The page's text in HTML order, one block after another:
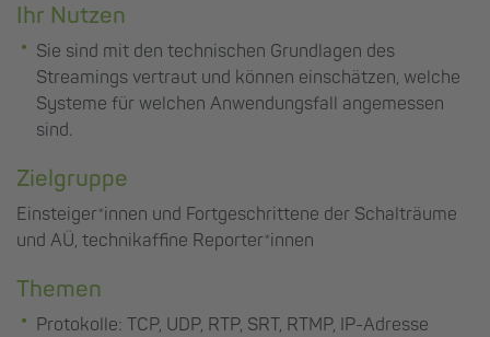
Ihr Nutzen
Sie sind mit den technischen Grundlagen des
Streamings vertraut und können einschätzen, welche
Systeme für welchen Anwendungsfall angemessen
sind.
Zielgruppe
Einsteiger*innen und Fortgeschrittene der Schalträume
und AÜ, technikaffine Reporter*innen
Themen
Protokolle: TCP, UDP, RTP, SRT, RTMP, IP-Adresse